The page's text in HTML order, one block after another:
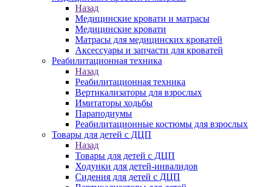
Назад
Медицинские кровати и матрасы
Медицинские кровати
Матрасы для медицинских кроватей
Аксессуары и запчасти для кроватей
Реабилитационная техника
Назад
Реабилитационная техника
Вертикализаторы для взрослых
Имитаторы ходьбы
Параподиумы
Реабилитационные костюмы для взрослых
Товары для детей с ДЦП
Назад
Товары для детей с ДЦП
Ходунки для детей-инвалидов
Сидения для детей с ДЦП